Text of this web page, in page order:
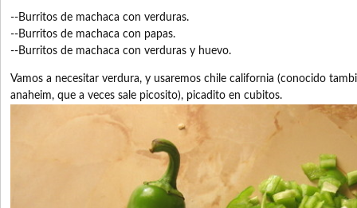
--Burritos de machaca con verduras.
--Burritos de machaca con papas.
--Burritos de machaca con verduras y huevo.
Vamos a necesitar verdura, y usaremos chile california (conocido
anaheim, que a veces sale picosito), picadito en cubitos.